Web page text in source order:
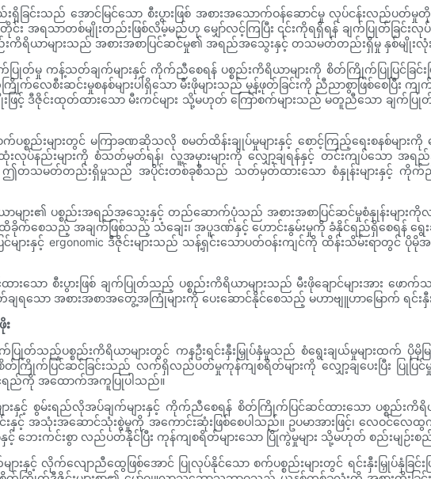
ြင်းသည် အောင်မြင်သော စီးပွားဖြစ် အစားအသောက်ဝန်ဆောင်မှု လုပ်ငန်းလည်ပ
အရသာတစ်မျိုးတည်းဖြစ်လိမ့်မည်ဟု မျှော်လင့်ကြပြီး ၎င်းကိုရရှိရန် ချက်ပြုတ်ခြင်းလု
ည်းကိရိယာများသည် အစားအစာပြင်ဆင်မှု၏ အရည်အသွေးနှင့် တသမတ်တည်းရှိမှု နှစ်မျိုးလုံ
ကန့်သတ်ချက်များနှင့် ကိုက်ညီစေရန် ပစ္စည်းကိရိယာများကို စိတ်ကြိုက်ပြုပြင်ခြင်းဖြင့်
ြိုက်လေစီးဆင်းမှုစနစ်များပါရှိသော မီးဖိုများသည် မုန့်ဖုတ်ခြင်းကို ညီညာစွာဖြစ်စေပြီး
ြင့် ဒီဇိုင်းထုတ်ထားသော မီးကင်များ သို့မဟုတ် ကြော်စက်များသည် မတူညီသော ချက်ပြုတ်ပုံ
စည်းများတွင် မကြာခဏဆိုသလို စမတ်ထိန်းချုပ်မှုများနှင့် စောင့်ကြည့်ရေးစနစ်များ
ပ်ထုံးလုပ်နည်းများကို စံသတ်မှတ်ရန်၊ လူ့အမှားများကို လျှော့ချရန်နှင့် တင်းကျပ်သော အ
ဤတသမတ်တည်းရှိမှုသည် အပိုင်းတစ်ခုစီသည် သတ်မှတ်ထားသော စံနှုန်းများနှင့် ကိုက်
များ၏ ပစ္စည်းအရည်အသွေးနှင့် တည်ဆောက်ပုံသည် အစားအစာပြင်ဆင်မှုစံနှုန်းများကို
က်စေသည့် အချက်ဖြစ်သည့် သံချေး၊ အပူဒဏ်နှင့် ဟောင်းနွမ်းမှုကို ခံနိုင်ရည်ရှိစေရန် ရွ
ျားနှင့် ergonomic ဒီဇိုင်းများသည် သန့်ရှင်းသောပတ်ဝန်းကျင်ကို ထိန်းသိမ်းရာတွ
ားသော စီးပွားဖြစ် ချက်ပြုတ်သည့် ပစ္စည်းကိရိယာများသည် မီးဖိုချောင်များအား
ချရသော အစားအစာအတွေ့အကြုံများကို ပေးဆောင်နိုင်စေသည့် မဟာဗျူဟာမြောက် ရင်း
က်ပြုတ်သည့်ပစ္စည်းကိရိယာများတွင် ကနဦးရင်းနှီးမြှုပ်နှံမှုသည် စံရွေးချယ်မှုများထက်
ကြိုက်ပြင်ဆင်ခြင်းသည် လက်ရှိလည်ပတ်မှုကုန်ကျစရိတ်များကို လျှော့ချပေးပြီး ပြုပြင်
ာင်ရည်ကို အထောက်အကူပြုပါသည်။
ျားနှင့် စွမ်းရည်လိုအပ်ချက်များနှင့် ကိုက်ညီစေရန် စိတ်ကြိုက်ပြင်ဆင်ထားသော ပစ္စည်း
းခြင်းနှင့် အသုံးအဆောင်သုံးစွဲမှုကို အကောင်းဆုံးဖြစ်စေပါသည်။ ဥပမာအားဖြင့်၊ လေဝ
င့် ဘေးကင်းစွာ လည်ပတ်နိုင်ပြီး ကုန်ကျစရိတ်များသော ပြိုကွဲမှုများ သို့မဟုတ် စည်းမျဉ်း
ားနှင့် လိုက်လျောညီထွေဖြစ်အောင် ပြုလုပ်နိုင်သော စက်ပစ္စည်းများတွင် ရင်းနှီးမြှုပ်နှံခြင်